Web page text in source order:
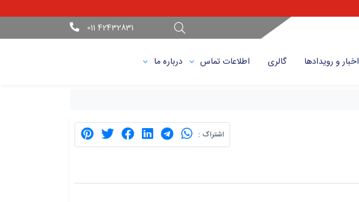
42432831 011
اخبار و رویداد‌ها گالری اطلاعات تماس درباره ما
اشتراک :